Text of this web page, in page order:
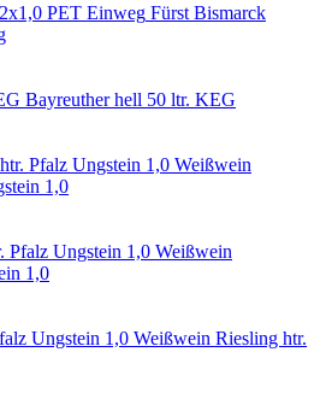
Fürst Bismarck
Bayreuther hell 50 ltr. KEG
Weißwein
1,0
Weißwein
1,0
Weißwein Riesling htr.